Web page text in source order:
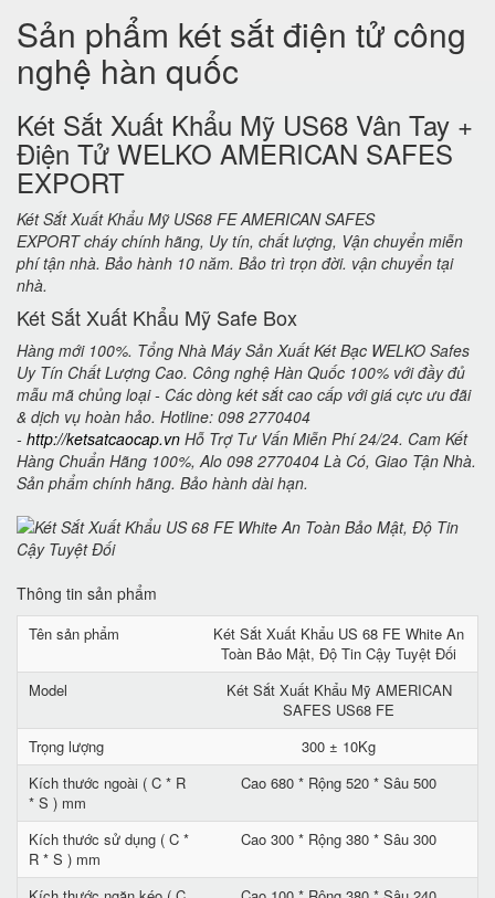
Sản phẩm két sắt điện tử công
nghệ hàn quốc
Két Sắt Xuất Khẩu Mỹ US68 Vân Tay +
Điện Tử WELKO AMERICAN SAFES
EXPORT
Két Sắt Xuất Khẩu Mỹ US68 FE AMERICAN SAFES
EXPORT cháy chính hãng, Uy tín, chất lượng, Vận chuyển miễn
phí tận nhà. Bảo hành 10 năm. Bảo trì trọn đời. vận chuyển tại
nhà.
Két Sắt Xuất Khẩu Mỹ Safe Box
Hàng mới 100%. Tổng Nhà Máy Sản Xuất Két Bạc WELKO Safes
Uy Tín Chất Lượng Cao. Công nghệ Hàn Quốc 100% với đầy đủ
mẫu mã chủng loại - Các dòng két sắt cao cấp với giá cực ưu đãi
& dịch vụ hoàn hảo. Hotline: 098 2770404
- http://ketsatcaocap.vn Hỗ Trợ Tư Vấn Miễn Phí 24/24. Cam Kết
Hàng Chuẩn Hãng 100%, Alo 098 2770404 Là Có, Giao Tận Nhà.
Sản phẩm chính hãng. Bảo hành dài hạn.
Thông tin sản phẩm
Tên sản phẩm
Két Sắt Xuất Khẩu US 68 FE White An
Toàn Bảo Mật, Độ Tin Cậy Tuyệt Đối
Model
Két Sắt Xuất Khẩu Mỹ AMERICAN
SAFES US68 FE
Trọng lượng
300 ± 10Kg
Kích thước ngoài ( C * R
* S ) mm
Cao 680 * Rộng 520 * Sâu 500
Kích thước sử dụng ( C *
R * S ) mm
Cao 300 * Rộng 380 * Sâu 300